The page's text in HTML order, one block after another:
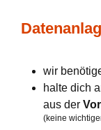
wir
halte dich
aus der
(keine